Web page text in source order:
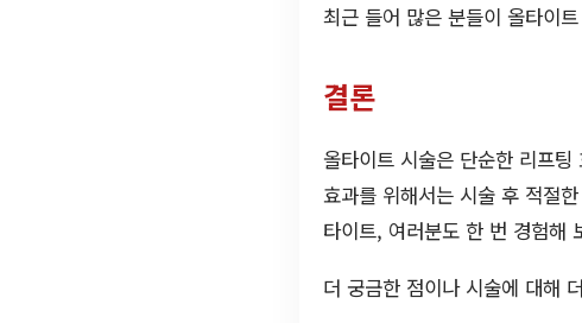
최근 들어 많은 분들이 올타이
결론
올타이트 시술은 단순한 리프
효과를 위해서는 시술 후 적절
타이트, 여러분도 한 번 경험해
더 궁금한 점이나 시술에 대해